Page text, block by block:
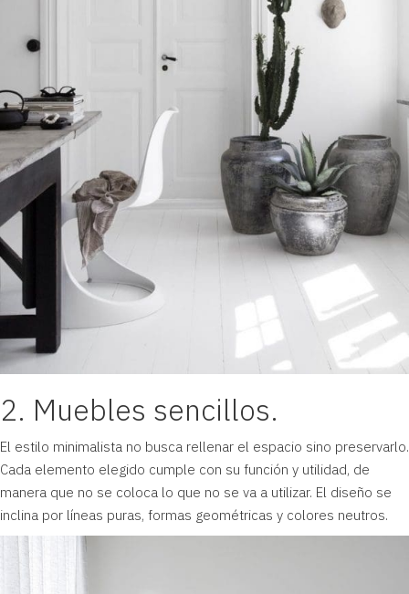
2. Muebles sencillos.
El estilo minimalista no busca rellenar el espacio sino preservarlo.
Cada elemento elegido cumple con su función y utilidad, de
manera que no se coloca lo que no se va a utilizar. El diseño se
inclina por líneas puras, formas geométricas y colores neutros.